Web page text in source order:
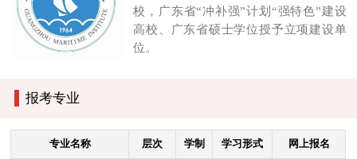
校，广东省“冲补强”计划“强特色”建设
高校、广东省硕士学位授予立项建设单
位。
报考专业
专业名称 层次 学制 学习形式 网上报名